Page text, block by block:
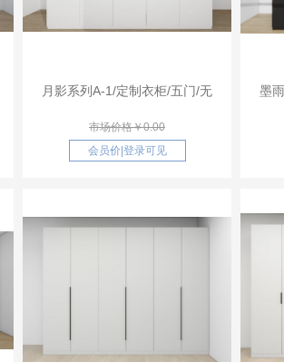
月影系列A-1/定制衣柜/五门/无
市场价格￥0.00
会员价 登录可见
墨